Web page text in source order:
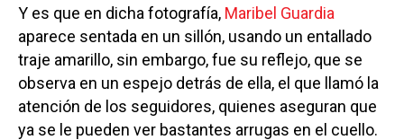
Y es que en dicha fotografía, Maribel Guardia
aparece sentada en un sillón, usando un entallado
traje amarillo, sin embargo, fue su reflejo, que se
observa en un espejo detrás de ella, el que llamó la
atención de los seguidores, quienes aseguran que
ya se le pueden ver bastantes arrugas en el cuello.